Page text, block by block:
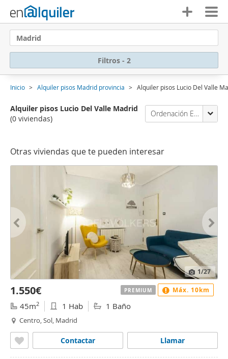
Madrid
Filtros - 2
Inicio Alquiler pisos Madrid provincia Alquiler pisos Lucio Del Valle
Alquiler pisos Lucio Del Valle Madrid
(0 viviendas)
Ordenación Enalquiler
Otras viviendas que te pueden interesar
1/27
1.550€
45m2 1 Hab 1 Baño
Centro, Sol, Madrid
Llamar
Contactar
PREMIUM Máx. 10km